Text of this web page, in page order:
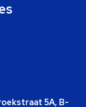
5A, B-